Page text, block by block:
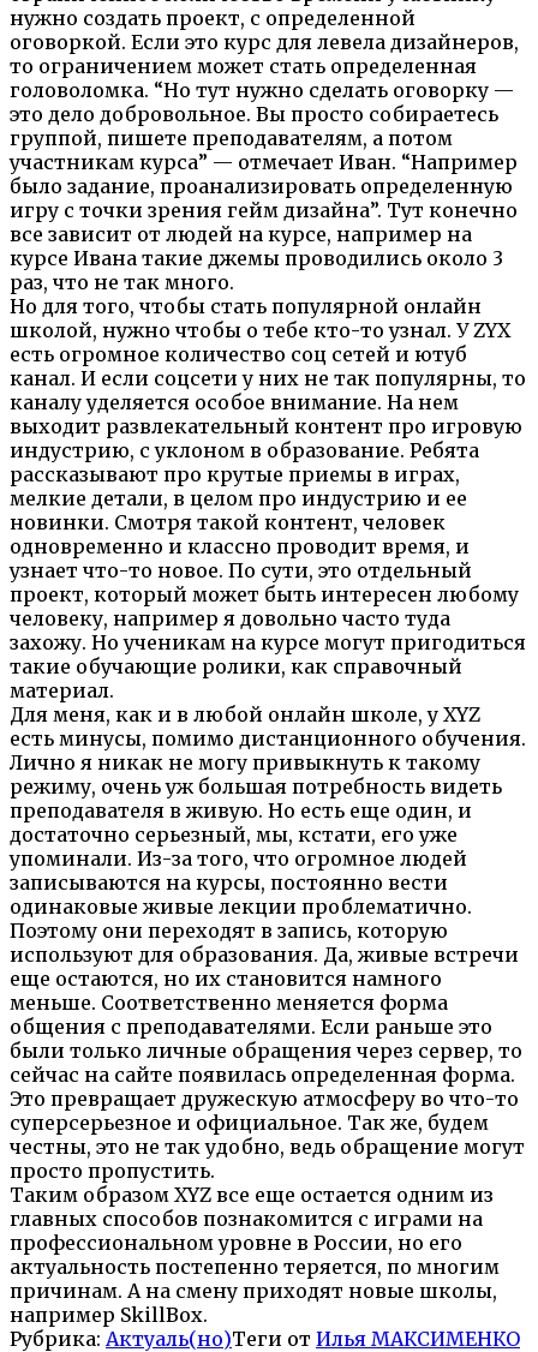
нужно создать проект, с определенной
оговоркой. Если это курс для левела дизайнеров,
то ограничением может стать определенная
головоломка. “Но тут нужно сделать оговорку —
это дело добровольное. Вы просто собираетесь
группой, пишете преподавателям, а потом
участникам курса” — отмечает Иван. “Например
было задание, проанализировать определенную
игру с точки зрения гейм дизайна”. Тут конечно
все зависит от людей на курсе, например на
курсе Ивана такие джемы проводились около 3
раз, что не так много.
Но для того, чтобы стать популярной онлайн
школой, нужно чтобы о тебе кто-то узнал. У ZYX
есть огромное количество соц сетей и ютуб
канал. И если соцсети у них не так популярны, то
каналу уделяется особое внимание. На нем
выходит развлекательный контент про игровую
индустрию, с уклоном в образование. Ребята
рассказывают про крутые приемы в играх,
мелкие детали, в целом про индустрию и ее
новинки. Смотря такой контент, человек
одновременно и классно проводит время, и
узнает что-то новое. По сути, это отдельный
проект, который может быть интересен любому
человеку, например я довольно часто туда
захожу. Но ученикам на курсе могут пригодиться
такие обучающие ролики, как справочный
материал.
Для меня, как и в любой онлайн школе, у XYZ
есть минусы, помимо дистанционного обучения.
Лично я никак не могу привыкнуть к такому
режиму, очень уж большая потребность видеть
преподавателя в живую. Но есть еще один, и
достаточно серьезный, мы, кстати, его уже
упоминали. Из-за того, что огромное людей
записываются на курсы, постоянно вести
одинаковые живые лекции проблематично.
Поэтому они переходят в запись, которую
используют для образования. Да, живые встречи
еще остаются, но их становится намного
меньше. Соответственно меняется форма
общения с преподавателями. Если раньше это
были только личные обращения через сервер, то
сейчас на сайте появилась определенная форма.
Это превращает дружескую атмосферу во что-то
суперсерьезное и официальное. Так же, будем
честны, это не так удобно, ведь обращение могут
просто пропустить.
Таким образом XYZ все еще остается одним из
главных способов познакомится с играми на
профессиональном уровне в России, но его
актуальность постепенно теряется, по многим
причинам. А на смену приходят новые школы,
например SkillBox.
Рубрика: Актуаль(но)Теги от Илья МАКСИМЕНКО